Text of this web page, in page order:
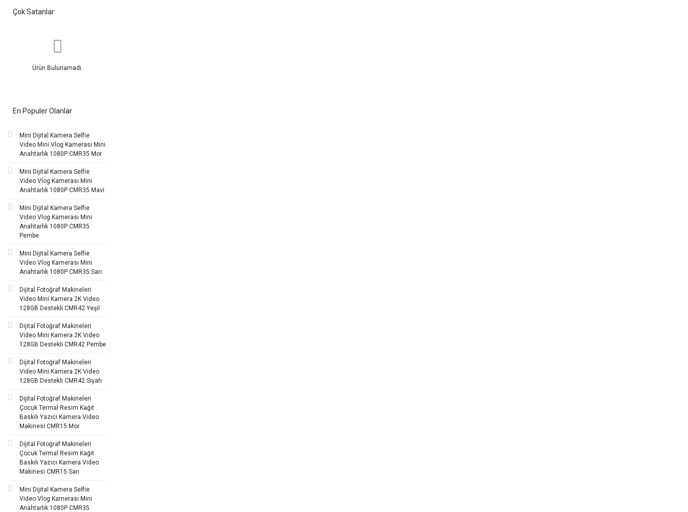
Çok Satanlar
Ürün Bulunamadı.
En Populer Olanlar
Mini Dijital Kamera Selfie
Video Mini Vlog Kamerası Mini
Anahtarlık 1080P CMR35 Mor
Mini Dijital Kamera Selfie
Video Vlog Kamerası Mini
Anahtarlık 1080P CMR35 Mavi
Mini Dijital Kamera Selfie
Video Vlog Kamerası Mini
Anahtarlık 1080P CMR35
Pembe
Mini Dijital Kamera Selfie
Video Vlog Kamerası Mini
Anahtarlık 1080P CMR35 Sarı
Dijital Fotoğraf Makineleri
Video Mini Kamera 2K Video
128GB Destekli CMR42 Yeşil
Dijital Fotoğraf Makineleri
Video Mini Kamera 2K Video
128GB Destekli CMR42 Pembe
Dijital Fotoğraf Makineleri
Video Mini Kamera 2K Video
128GB Destekli CMR42 Siyah
Dijital Fotoğraf Makineleri
Çocuk Termal Resim Kağıt
Baskılı Yazıcı Kamera Video
Makinesi CMR15 Mor
Dijital Fotoğraf Makineleri
Çocuk Termal Resim Kağıt
Baskılı Yazıcı Kamera Video
Makinesi CMR15 Sarı
Mini Dijital Kamera Selfie
Video Vlog Kamerası Mini
Anahtarlık 1080P CMR35